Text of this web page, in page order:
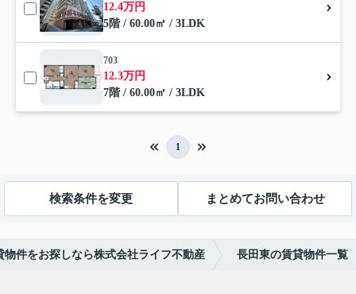
12.4万円
5階 / 60.00㎡ / 3LDK
703
12.3万円
7階 / 60.00㎡ / 3LDK
1
検索条件を変更 まとめてお問い合わせ
物件をお探しなら株式会社ライフ不動産 長田東の賃貸物件一覧